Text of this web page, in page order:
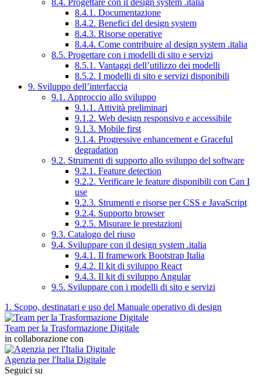
8.4.1. Documentazione
8.4.2. Benefici del design system
8.4.3. Risorse operative
8.4.4. Come contribuire al design system .italia
8.5. Progettare con i modelli di sito e servizi
8.5.1. Vantaggi dell’utilizzo dei modelli
8.5.2. I modelli di sito e servizi disponibili
9. Sviluppo dell’interfaccia
9.1. Approccio allo sviluppo
9.1.1. Attività preliminari
9.1.2. Web design responsivo e accessibile
9.1.3. Mobile first
9.1.4. Progressive enhancement e Graceful
degradation
9.2. Strumenti di supporto allo sviluppo del software
9.2.1. Feature detection
9.2.2. Verificare le feature disponibili con Can I
use
9.2.3. Strumenti e risorse per CSS e JavaScript
9.2.4. Supporto browser
9.2.5. Misurare le prestazioni
9.3. Catalogo del riuso
9.4. Sviluppare con il design system .italia
9.4.1. Il framework Bootstrap Italia
9.4.2. Il kit di sviluppo React
9.4.3. Il kit di sviluppo Angular
9.5. Sviluppare con i modelli di sito e servizi
1. Scopo, destinatari e uso del Manuale operativo di design
Team per la Trasformazione Digitale
in collaborazione con
Agenzia per l'Italia Digitale
Seguici su